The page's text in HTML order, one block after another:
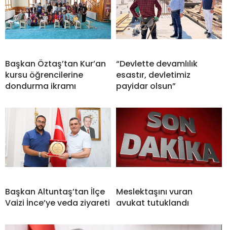
Başkan Öztaş’tan Kur’an
kursu öğrencilerine
dondurma ikramı
“Devlette devamlılık
esastır, devletimiz
payidar olsun”
Başkan Altuntaş’tan İlçe
Vaizi İnce’ye veda ziyareti
Meslektaşını vuran
avukat tutuklandı